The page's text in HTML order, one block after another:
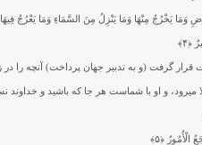
يَخْرُجُ مِنْهَا وَمَا يَنْزِلُ مِنَ السَّمَاءِ وَمَا يَعْرُجُ
﴿۴﴾
گرفت (و به تدبير جهان پرداخت) آنچه را در
مي‏رود، و او با شماست هر جا كه باشيد و خداوند
الْأُمُورُ﴿۵﴾